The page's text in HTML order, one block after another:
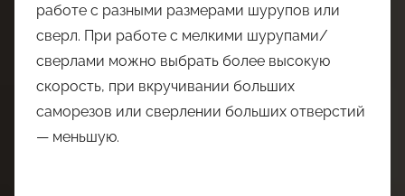
работе с разными размерами шурупов или
сверл. При работе с мелкими шурупами/
сверлами можно выбрать более высокую
скорость, при вкручивании больших
саморезов или сверлении больших отверстий
— меньшую.